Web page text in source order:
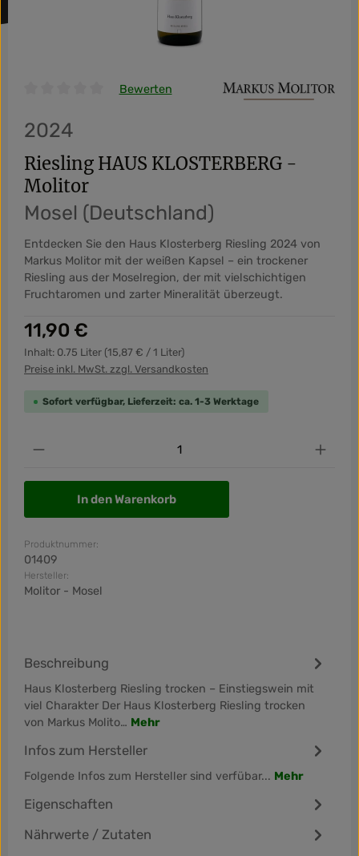
Bewerten
2024
Riesling HAUS KLOSTERBERG -
Molitor
Mosel (Deutschland)
Entdecken Sie den Haus Klosterberg Riesling 2024 von
Markus Molitor mit der weißen Kapsel – ein trockener
Riesling aus der Moselregion, der mit vielschichtigen
Fruchtaromen und zarter Mineralität überzeugt.
Regulärer Preis:
11,90 €
Inhalt: 0.75 Liter (15,87 € / 1 Liter)
Preise inkl. MwSt. zzgl. Versandkosten
Sofort verfügbar, Lieferzeit: ca. 1-3 Werktage
Produkt Anzahl: Gib den gewünschten Wert
In den Warenkorb
Produktnummer:
01409
Hersteller:
Molitor - Mosel
Beschreibung
Haus Klosterberg Riesling trocken – Einstiegswein mit
viel Charakter Der Haus Klosterberg Riesling trocken
von Markus Molito… Mehr
Infos zum Hersteller
Folgende Infos zum Hersteller sind verfübar... Mehr
Eigenschaften
Nährwerte / Zutaten